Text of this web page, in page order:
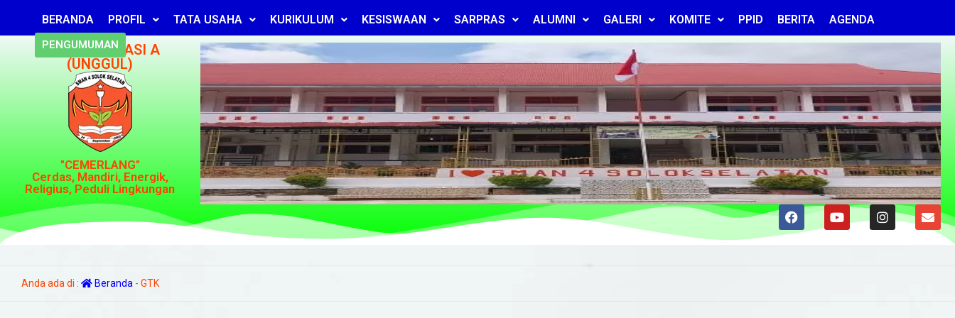
BERANDA PROFIL TATA USAHA KURIKULUM KESISWAAN SARPRAS ALUMNI GALERI KOMITE PPID BERITA AGENDA
PENGUMUMAN
TERAKREDITASI A
(UNGGUL)
"CEMERLANG"
Cerdas, Mandiri, Energik,
Religius, Peduli Lingkungan
Anda ada di : Beranda - GTK